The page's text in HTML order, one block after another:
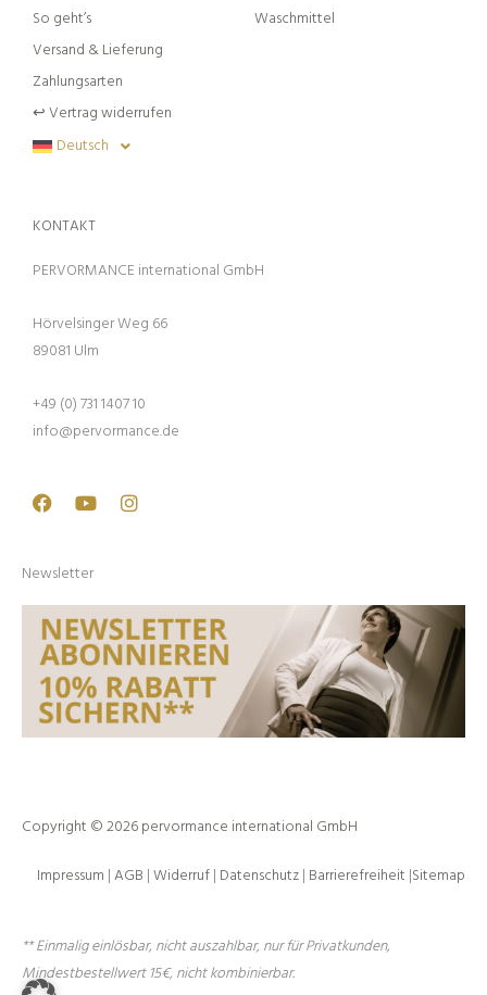
So geht’s
Versand & Lieferung
Zahlungsarten
↩︎ Vertrag widerrufen
Deutsch
Waschmittel
KONTAKT
PERVORMANCE international GmbH
Hörvelsinger Weg 66
89081 Ulm
+49 (0) 731 1407 10
info@pervormance.de
Facebook
YoutubeInstagram
Newsletter
Copyright © 2026 pervormance international GmbH
Impressum |AGB |Widerruf| Datenschutz| Barrierefreiheit |Sitemap
** Einmalig einlösbar, nicht auszahlbar, nur für Privatkunden,
Mindestbestellwert 15€, nicht kombinierbar.